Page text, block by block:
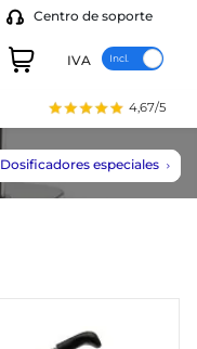
Centro de soporte
IVA
4,67/5
Dosificadores especiales